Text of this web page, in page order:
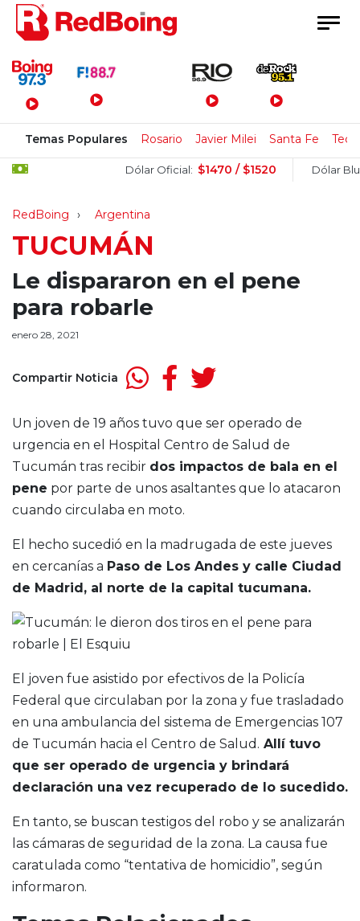
Menú Principal
Temas Populares Rosario Javier Milei Santa Fe
Dólar Oficial: $1470 / $1520 Dólar Blue:
RedBoing Argentina
TUCUMÁN
Le dispararon en el pene
para robarle
enero 28, 2021
Compartir Noticia
Un joven de 19 años tuvo que ser operado de
urgencia en el Hospital Centro de Salud de
Tucumán tras recibir dos impactos de bala en el
pene por parte de unos asaltantes que lo atacaron
cuando circulaba en moto.
El hecho sucedió en la madrugada de este jueves
en cercanías a Paso de Los Andes y calle Ciudad
de Madrid, al norte de la capital tucumana.
El joven fue asistido por efectivos de la Policía
Federal que circulaban por la zona y fue trasladado
en una ambulancia del sistema de Emergencias 107
de Tucumán hacia el Centro de Salud. Allí tuvo
que ser operado de urgencia y brindará
declaración una vez recuperado de lo sucedido.
En tanto, se buscan testigos del robo y se analizarán
las cámaras de seguridad de la zona. La causa fue
caratulada como “tentativa de homicidio”, según
informaron.